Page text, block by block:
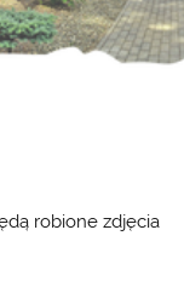
robione zdjęcia